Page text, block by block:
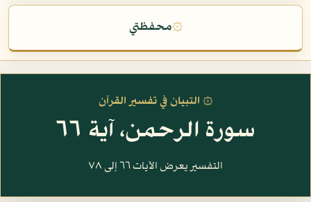
۞محفظتي
۞ التبيان في تفسير القرآن
سورة الرحمن، آية ٦٦
التفسير يعرض الآيات ٦٦ إلى ٧٨